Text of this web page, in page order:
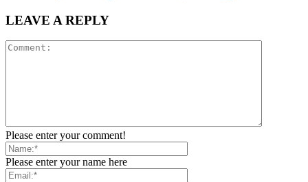
LEAVE A REPLY
Please enter your comment!
Please enter your name here